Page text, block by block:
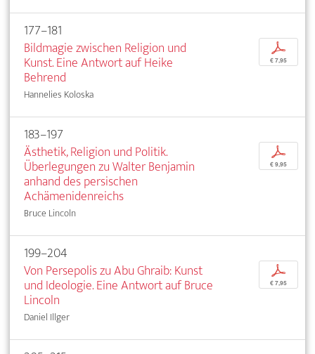
177–181
Bildmagie zwischen Religion und
Kunst. Eine Antwort auf Heike
Behrend
Hannelies Koloska
p
€ 7,95
183–197
Ästhetik, Religion und Politik.
Überlegungen zu Walter Benjamin
anhand des persischen
Achämenidenreichs
Bruce Lincoln
p
€ 9,95
199–204
Von Persepolis zu Abu Ghraib: Kunst
und Ideologie. Eine Antwort auf Bruce
Lincoln
Daniel Illger
p
€ 7,95